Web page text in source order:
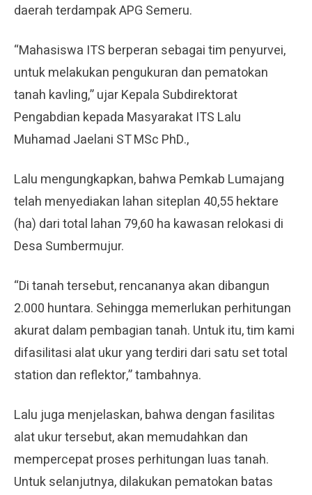
daerah terdampak APG Semeru.
“Mahasiswa ITS berperan sebagai tim penyurvei,
untuk melakukan pengukuran dan pematokan
tanah kavling,” ujar Kepala Subdirektorat
Pengabdian kepada Masyarakat ITS Lalu
Muhamad Jaelani ST MSc PhD.,
Lalu mengungkapkan, bahwa Pemkab Lumajang
telah menyediakan lahan siteplan 40,55 hektare
(ha) dari total lahan 79,60 ha kawasan relokasi di
Desa Sumbermujur.
“Di tanah tersebut, rencananya akan dibangun
2.000 huntara. Sehingga memerlukan perhitungan
akurat dalam pembagian tanah. Untuk itu, tim kami
difasilitasi alat ukur yang terdiri dari satu set total
station dan reflektor,” tambahnya.
Lalu juga menjelaskan, bahwa dengan fasilitas
alat ukur tersebut, akan memudahkan dan
mempercepat proses perhitungan luas tanah.
Untuk selanjutnya, dilakukan pematokan batas